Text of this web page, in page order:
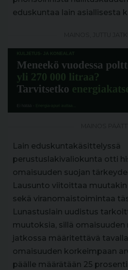
eduskuntaa lain asiallisesta
Lain eduskuntakäsittelyssä
perustuslakivaliokunta otti
omaisuuden suojan
Lausunto viitoittaa
sekä viranomaistoimintaa
Lunastuslain uudistus
muutoksia, sillä
jatkossa määritettävä
omaisuuden korkeimpaan
päälle määrätään 25